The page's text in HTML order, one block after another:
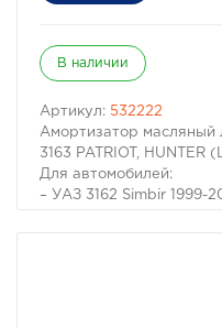
В наличии
Артикул: 532222
Амортизатор масляный
3163 PATRIOT, HUNTER
Для автомобилей:
– УАЗ 3162 Simbir 1999-